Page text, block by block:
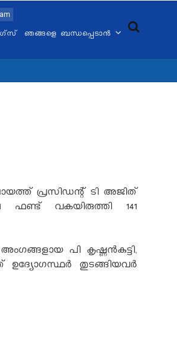
ഞങ്ങളെ ബന്ധപ്പെടാൻ
പ്രസിഡന്റ് ടി അജിത്
ഫണ്ട് വകയിരുത്തി 141
പി കൃഷ്ണന്‍കുട്ടി,
ഉദ്യോഗസ്ഥര്‍ തുടങ്ങിയവര്‍